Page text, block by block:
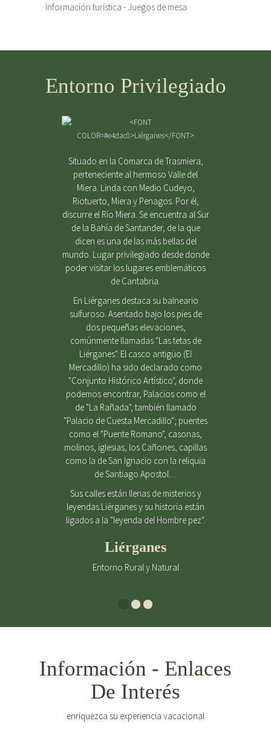
Información turística - Juegos de mesa
Entorno Privilegiado
Situado en la Comarca de Trasmiera,
perteneciente al hermoso Valle del
Miera. Linda con Medio Cudeyo,
Riotuerto, Miera y Penagos. Por él,
discurre el Río Miera. Se encuentra al Sur
de la Bahía de Santander, de la que
dicen es una de las más bellas del
mundo. Lugar privilegiado desde donde
poder visitar los lugares emblemáticos
de Cantabria.
En Liérganes destaca su balneario
sulfuroso. Asentado bajo los pies de
dos pequeñas elevaciones,
comúnmente llamadas "Las tetas de
Liérganes". El casco antigüo (El
Mercadillo) ha sido declarado como
"Conjunto Histórico Artístico", donde
podemos encontrar, Palacios como el
de "La Rañada", también llamado
"Palacio de Cuesta Mercadillo"; puentes
como el "Puente Romano", casonas,
molinos, iglesias, los Cañones, capillas
como la de San Ignacio con la reliquia
de Santiago Apostol…
Sus calles están llenas de misterios y
leyendas.Liérganes y su historia están
ligados a la "leyenda del Hombre pez".
Liérganes
Entorno Rural y Natural
Información - Enlaces
De Interés
enriquezca su experiencia vacacional